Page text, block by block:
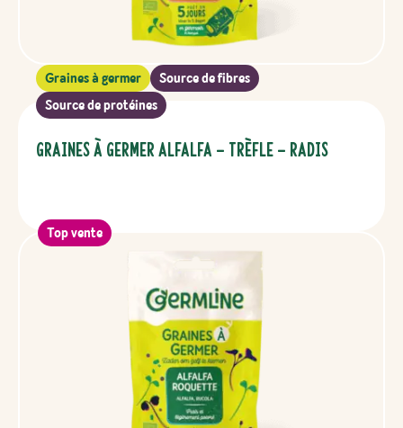
Graines à germer
Source de fibres
Source de protéines
Graines à germer Alfalfa – Trèfle – Radis
Top vente